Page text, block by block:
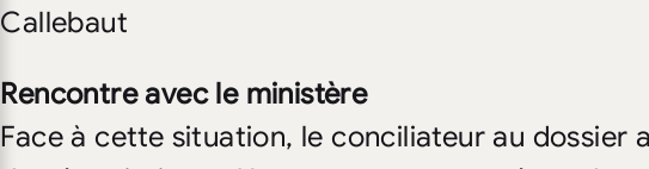
Callebaut
Rencontre avec le ministère
Face à cette situation, le conciliateur au dossier